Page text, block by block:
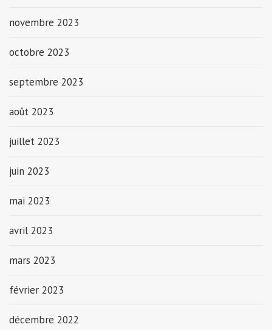
novembre 2023
octobre 2023
septembre 2023
août 2023
juillet 2023
juin 2023
mai 2023
avril 2023
mars 2023
février 2023
décembre 2022